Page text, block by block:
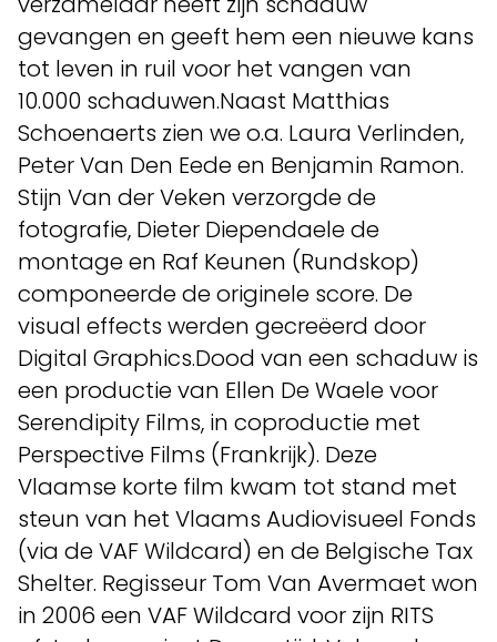
gevangen en geeft hem een nieuwe kans
tot leven in ruil voor het vangen van
10.000 schaduwen.Naast Matthias
Schoenaerts zien we o.a. Laura Verlinden,
Peter Van Den Eede en Benjamin Ramon.
Stijn Van der Veken verzorgde de
fotografie, Dieter Diependaele de
montage en Raf Keunen (Rundskop)
componeerde de originele score. De
visual effects werden gecreëerd door
Digital Graphics.Dood van een schaduw is
een productie van Ellen De Waele voor
Serendipity Films, in coproductie met
Perspective Films (Frankrijk). Deze
Vlaamse korte film kwam tot stand met
steun van het Vlaams Audiovisueel Fonds
(via de VAF Wildcard) en de Belgische Tax
Shelter. Regisseur Tom Van Avermaet won
in 2006 een VAF Wildcard voor zijn RITS